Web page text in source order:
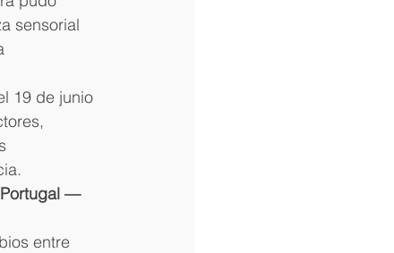
sensorial
19 de junio
Portugal —
entre